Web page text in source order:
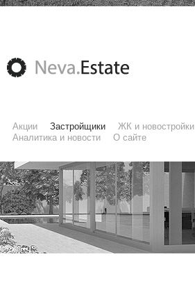
Акции Застройщики ЖК и новостройки
Аналитика и новости
О сайте